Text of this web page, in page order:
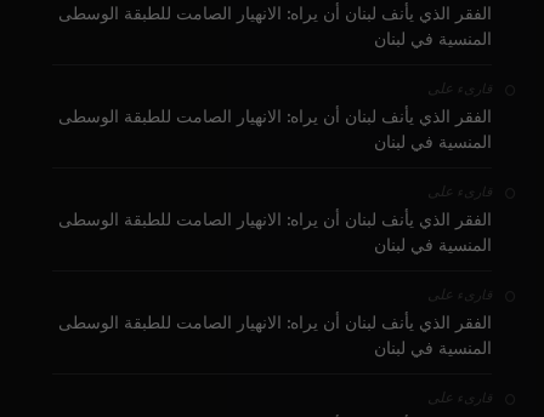
الفقر الذي يأنف لبنان أن يراه: الانهيار الصامت للطبقة الوسطى
المنسية في لبنان
قارىء على
الفقر الذي يأنف لبنان أن يراه: الانهيار الصامت للطبقة الوسطى
المنسية في لبنان
قارىء على
الفقر الذي يأنف لبنان أن يراه: الانهيار الصامت للطبقة الوسطى
المنسية في لبنان
قارىء على
الفقر الذي يأنف لبنان أن يراه: الانهيار الصامت للطبقة الوسطى
المنسية في لبنان
قارىء على